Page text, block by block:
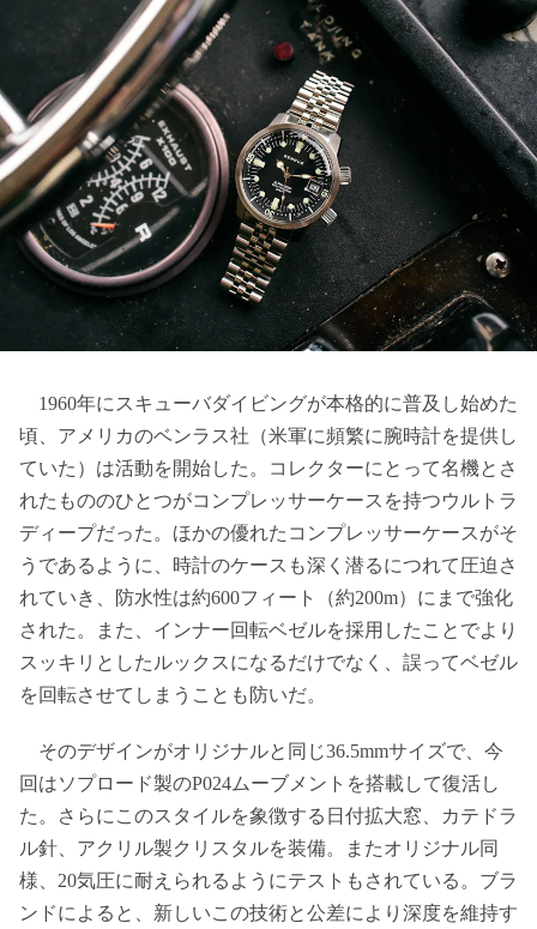
1960年にスキューバダイビングが本格的に普及し始めた
頃、アメリカのベンラス社（米軍に頻繁に腕時計を提供し
ていた）は活動を開始した。コレクターにとって名機とさ
れたもののひとつがコンプレッサーケースを持つウルトラ
ディープだった。ほかの優れたコンプレッサーケースがそ
うであるように、時計のケースも深く潜るにつれて圧迫さ
れていき、防水性は約600フィート（約200m）にまで強化
された。また、インナー回転ベゼルを採用したことでより
スッキリとしたルックスになるだけでなく、誤ってベゼル
を回転させてしまうことも防いだ。
そのデザインがオリジナルと同じ36.5mmサイズで、今
回はソプロード製のP024ムーブメントを搭載して復活し
た。さらにこのスタイルを象徴する日付拡大窓、カテドラ
ル針、アクリル製クリスタルを装備。またオリジナル同
様、20気圧に耐えられるようにテストもされている。ブラ
ンドによると、新しいこの技術と公差により深度を維持す